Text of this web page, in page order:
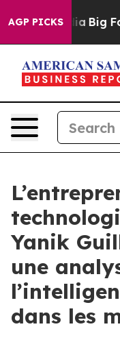
AGP PICKSBig Food vs.
Yanik
une
dans les